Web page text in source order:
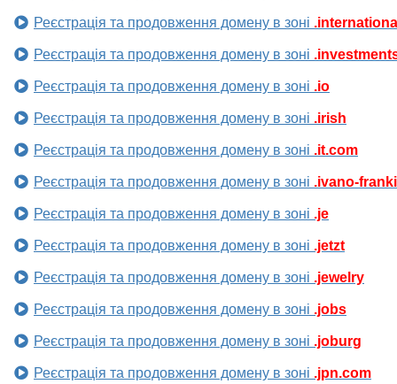
Реєстрація та продовження домену в зоні
Реєстрація та продовження домену в зоні
Реєстрація та продовження домену в зоні .io
Реєстрація та продовження домену в зоні .irish
Реєстрація та продовження домену в зоні .it.com
Реєстрація та продовження домену в зоні .ivano-
Реєстрація та продовження домену в зоні .je
Реєстрація та продовження домену в зоні .jetzt
Реєстрація та продовження домену в зоні .jewelry
Реєстрація та продовження домену в зоні .jobs
Реєстрація та продовження домену в зоні .joburg
Реєстрація та продовження домену в зоні .jpn.com